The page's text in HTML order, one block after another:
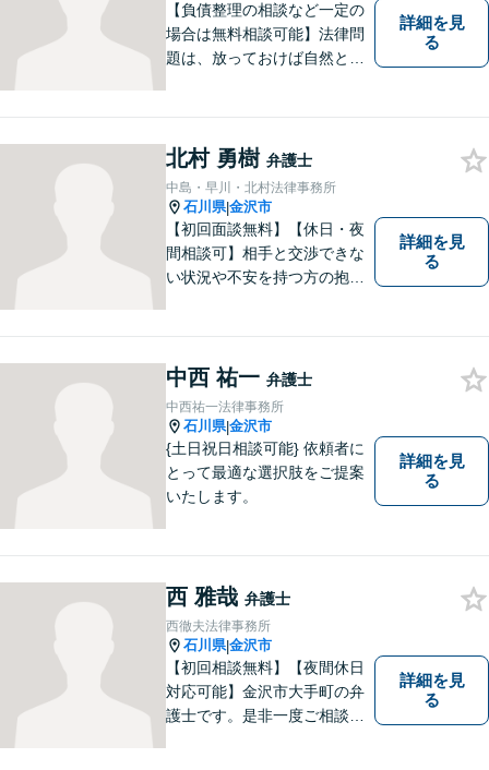
【負債整理の相談など一定の
場合は無料相談可能】法律問
題は、放っておけば自然と解
なります。 お気軽にご相談く
ださい。
詳細を見
る
北村 勇樹 弁護士
中島・早川・北村法律事務所
石川県|金沢市
【初回面談無料】【休日・夜
間相談可】相手と交渉できな
い状況や不安を持つ方の抱え
護士に話を聞いてもらうこと
でトラブル解決のきっかけを
つかむことができるかもしれ
ません。
詳細を見
る
中西 祐一 弁護士
中西祐一法律事務所
石川県|金沢市
{土日祝日相談可能} 依頼者に
とって最適な選択肢をご提案
いたします。
詳細を見
る
西 雅哉 弁護士
西徹夫法律事務所
石川県|金沢市
【初回相談無料】【夜間休日
対応可能】金沢市大手町の弁
護士です。是非一度ご相談く
詳細を見
る